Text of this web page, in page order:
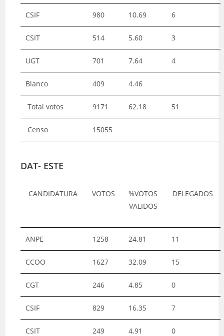
CSIF 980 10.69 6
CSIT 514 5.60 3
UGT 701 7.64 4
Blanco 409 4.46
Total votos 9171 62.18 51
Censo 15055
DAT- ESTE
CANDIDATURA VOTOS
%VOTOS
VALIDOS
DELEGADOS
ANPE 1258 24.81 11
CCOO 1627 32.09 15
CGT 246 4.85 0
CSIF 829 16.35 7
CSIT 249 4.91 0